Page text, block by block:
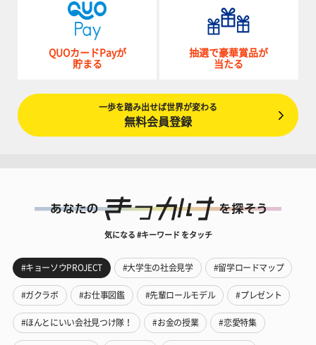
QUOカードPayが
貯まる
抽選で豪華賞品が
当たる
一歩を踏み出せば世界が変わる
無料会員登録
気になる #キーワード をタッチ
#キョーソウPROJECT #大学生の社会見学 #留学ロードマップ
#ガクラボ #お仕事図鑑 #先輩ロールモデル #プレゼント
#ほんとにいい会社見つけ隊！ #お金の授業 #恋愛特集